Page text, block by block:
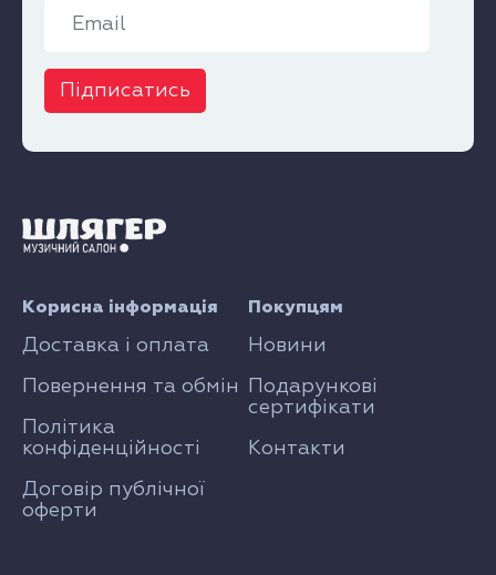
Підписатись
Покупцям
Новини
Подарункові
сертифікати
Контакти
Корисна інформація
Доставка і оплата
Повернення та обмін
Політика
конфіденційності
Договір публічної
оферти